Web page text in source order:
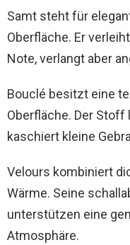
Samt steht für
Oberfläche. Er
Note, verlangt aber
Bouclé besitzt eine
Oberfläche. Der
kaschiert kleine
Velours kombiniert
Wärme. Seine
unterstützen eine
Atmosphäre.